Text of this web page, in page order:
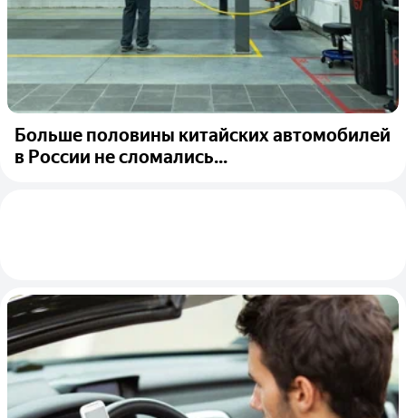
Больше половины китайских автомобилей
в России не сломались...